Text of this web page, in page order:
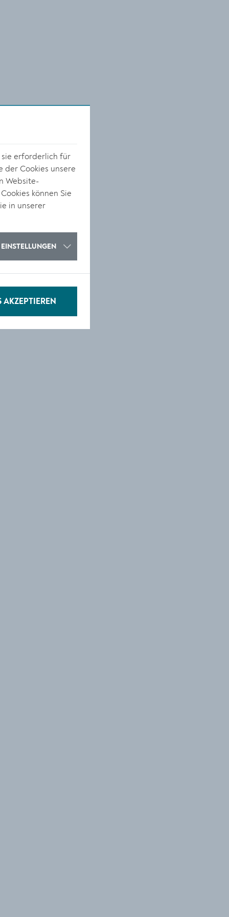
sie erforderlich für
Cookies unsere
Website-
können Sie
in unserer
EINSTELLUNGEN
AKZEPTIEREN